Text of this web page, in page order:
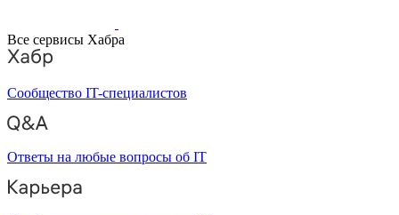
Все сервисы Хабра
Сообщество IT-специалистов
Ответы на любые вопросы об IT